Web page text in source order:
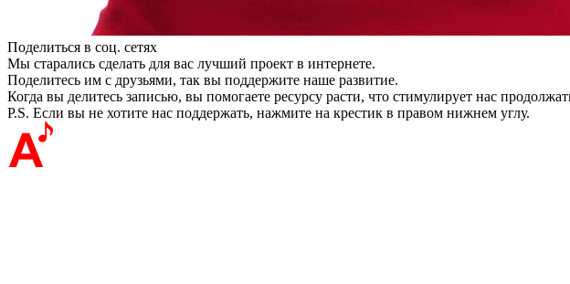
Поделиться в соц. сетях
Мы старались сделать для вас лучший проект в интернете.
Поделитесь им с друзьями, так вы поддержите наше развитие.
Когда вы делитесь записью, вы помогаете ресурсу расти, что стимулирует нас
P.S. Если вы не хотите нас поддержать, нажмите на крестик в правом нижнем углу.